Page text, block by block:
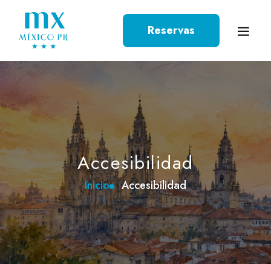
Reservas
Accesibilidad
Inicio Accesibilidad